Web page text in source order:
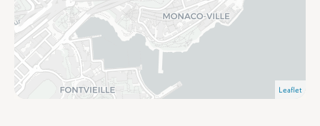
Leaflet